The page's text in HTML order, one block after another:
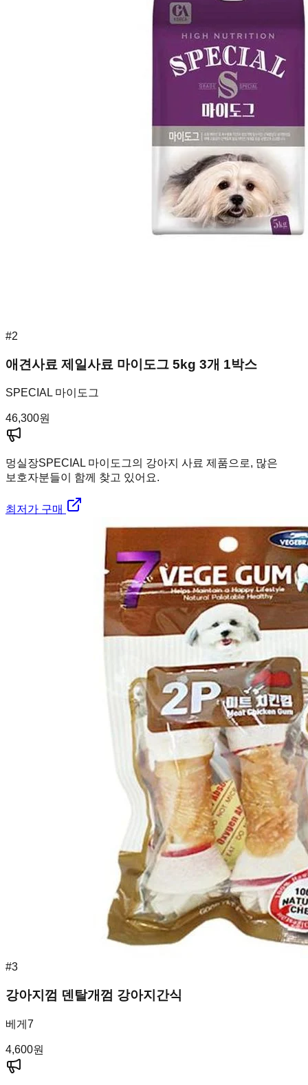
#2
애견사료 제일사료 마이도그 5kg 3개 1박스
SPECIAL 마이도그
46,300원
멍실장SPECIAL 마이도그의 강아지 사료 제품으로, 많은
보호자분들이 함께 찾고 있어요.
최저가 구매
#3
강아지껌 덴탈개껌 강아지간식
베게7
4,600원